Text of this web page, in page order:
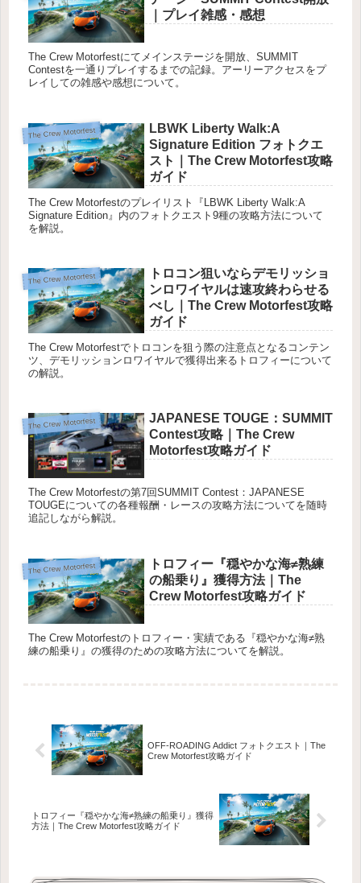
｜プレイ雑感・感想
The Crew Motorfestにてメインステージを開放、SUMMIT
Contestを一通りプレイするまでの記録。アーリーアクセスをプ
レイしての雑感や感想について。
The Crew Motorfest
LBWK Liberty Walk:A
Signature Edition フォトクエ
スト｜The Crew Motorfest攻略
ガイド
The Crew Motorfestのプレイリスト『LBWK Liberty Walk:A
Signature Edition』内のフォトクエスト9種の攻略方法について
を解説。
The Crew Motorfest
トロコン狙いならデモリッショ
ンロワイヤルは速攻終わらせる
べし｜The Crew Motorfest攻略
ガイド
The Crew Motorfestでトロコンを狙う際の注意点となるコンテン
ツ、デモリッションロワイヤルで獲得出来るトロフィーについて
の解説。
The Crew Motorfest
JAPANESE TOUGE：SUMMIT
Contest攻略｜The Crew
Motorfest攻略ガイド
The Crew Motorfestの第7回SUMMIT Contest：JAPANESE
TOUGEについての各種報酬・レースの攻略方法についてを随時
追記しながら解説。
The Crew Motorfest
トロフィー『穏やかな海≠熟練
の船乗り』獲得方法｜The
Crew Motorfest攻略ガイド
The Crew Motorfestのトロフィー・実績である『穏やかな海≠熟
練の船乗り』の獲得のための攻略方法についてを解説。
OFF-ROADING Addict フォトクエスト｜The
Crew Motorfest攻略ガイド
トロフィー『穏やかな海≠熟練の船乗り』獲得
方法｜The Crew Motorfest攻略ガイド